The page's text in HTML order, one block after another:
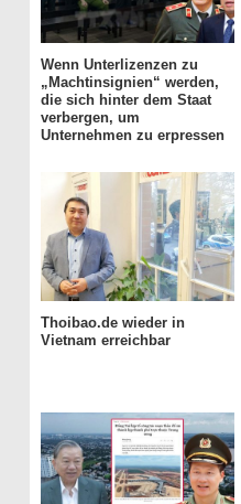
Wenn Unterlizenzen zu
„Machtinsignien“ werden,
die sich hinter dem Staat
verbergen, um
Unternehmen zu erpressen
Thoibao.de wieder in
Vietnam erreichbar